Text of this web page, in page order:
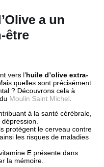
a un
être
vers l’huile d’olive extra-
quelles sont précisément
? Découvrons cela à
Moulin Saint Michel
à la santé cérébrale,
protègent le cerveau contre
les risques de maladies
E présente dans
la mémoire.